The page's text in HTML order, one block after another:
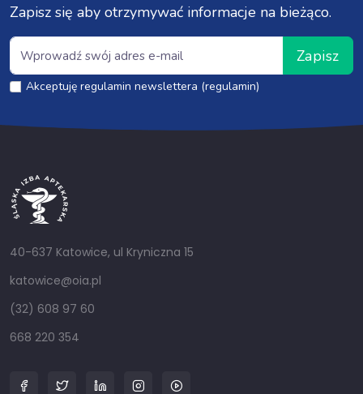
Zapisz się aby otrzymywać informacje na bieżąco.
Zapisz
Akceptuję regulamin newslettera (regulamin)
40-637 Katowice, ul Kryniczna 15
katowice@oia.pl
(32) 608 97 60
668 220 354